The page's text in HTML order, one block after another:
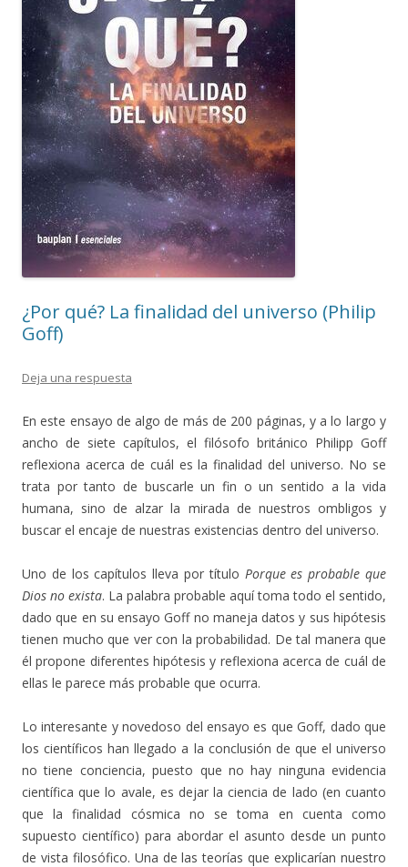
¿Por qué? La finalidad del universo (Philip
Goff)
Deja una respuesta
En este ensayo de algo de más de 200 páginas, y a lo largo y
ancho de siete capítulos, el filósofo británico Philipp Goff
reflexiona acerca de cuál es la finalidad del universo. No se
trata por tanto de buscarle un fin o un sentido a la vida
humana, sino de alzar la mirada de nuestros ombligos y
buscar el encaje de nuestras existencias dentro del universo.
Uno de los capítulos lleva por título Porque es probable que
Dios no exista. La palabra probable aquí toma todo el sentido,
dado que en su ensayo Goff no maneja datos y sus hipótesis
tienen mucho que ver con la probabilidad. De tal manera que
él propone diferentes hipótesis y reflexiona acerca de cuál de
ellas le parece más probable que ocurra.
Lo interesante y novedoso del ensayo es que Goff, dado que
los científicos han llegado a la conclusión de que el universo
no tiene conciencia, puesto que no hay ninguna evidencia
científica que lo avale, es dejar la ciencia de lado (en cuanto
que la finalidad cósmica no se toma en cuenta como
supuesto científico) para abordar el asunto desde un punto
de vista filosófico. Una de las teorías que explicarían nuestro